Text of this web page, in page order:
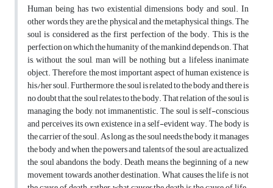
Human being has two existential dimensions, body and soul. In
other words, they are the physical and the metaphysical things. The
soul is considered as the first perfection of the body. This is the
perfection on which the humanity of the mankind depends on. That
is, without the soul, man will be nothing but a lifeless inanimate
object. Therefore, the most important aspect of human existence is
his/her soul. Furthermore, the soul is related to the body and there is
no doubt that the soul relates to the body. That relation of the soul is
managing the body, not immanentistic. The soul is self-conscious
and perceives its own existence in a self-evident way. The body is
the carrier of the soul. As long as the soul needs the body, it manages
the body and when the powers and talents of the soul are actualized,
the soul abandons the body. Death means the beginning of a new
movement towards another destination. What causes the life is not